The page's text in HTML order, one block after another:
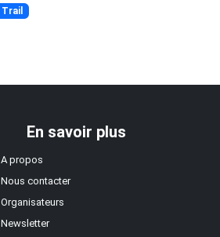
Trail
En savoir plus
A propos
Nous contacter
Organisateurs
Newsletter